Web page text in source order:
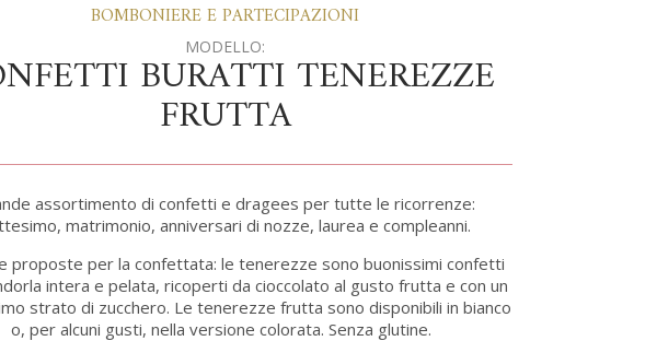
BOMBONIERE E PARTECIPAZIONI
MODELLO:
BURATTI TENEREZZE
FRUTTA
assortimento di confetti e dragees per tutte le ricorrenze:
matrimonio, anniversari di nozze, laurea e compleanni.
proposte per la confettata: le tenerezze sono buonissimi confetti
intera e pelata, ricoperti da cioccolato al gusto frutta e con un
strato di zucchero. Le tenerezze frutta sono disponibili in bianco
o, per alcuni gusti, nella versione colorata. Senza glutine.